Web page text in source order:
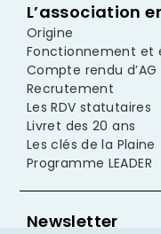
L’association
Origine
Fonctionnement et
Compte rendu d’AG
Recrutement
Les RDV statutaires
Livret des 20 ans
Les clés de la Plaine
Programme LEADER
Newsletter